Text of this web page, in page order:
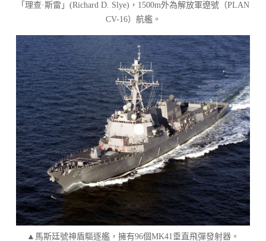
「理查·斯雷」(Richard D. Slye)，1500m外為解放軍遼號（PLAN
CV-16）航艦。
▲馬斯廷號神盾驅逐艦，擁有96個MK41垂直飛彈發射器。